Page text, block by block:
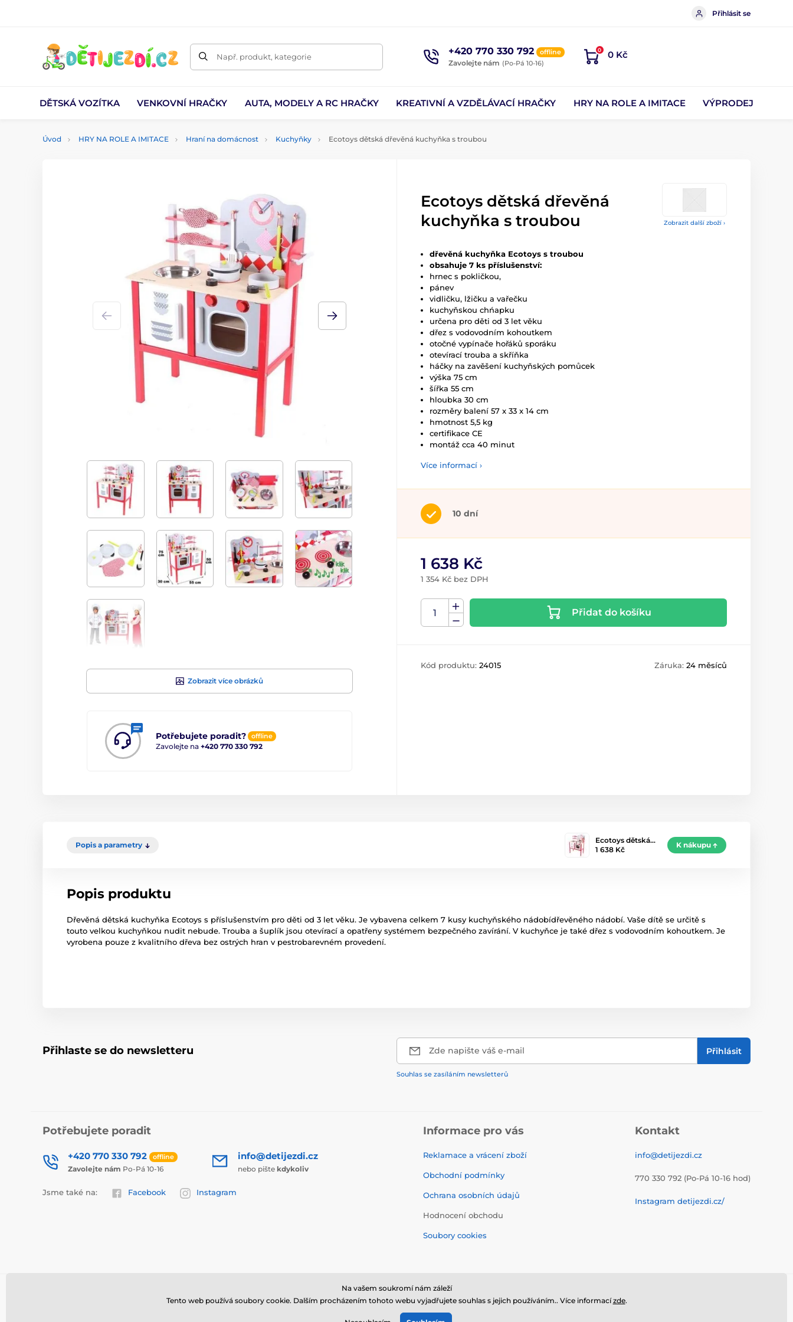
Přihlásit se
Např. produkt, kategorie +420 770 330 792 offline
Zavolejte nám (Po-Pá 10-16)
0 0 Kč
DĚTSKÁ VOZÍTKA VENKOVNÍ HRAČKY AUTA, MODELY A RC HRAČKY KREATIVNÍ A VZDĚLÁVACÍ HRAČKY HRY NA ROLE A IMITACE VÝPRODEJ
Úvod HRY NA ROLE A IMITACE Hraní na domácnost Kuchyňky Ecotoys dětská dřevěná kuchyňka s troubou
Zobrazit další zboží ›
Zobrazit více obrázků
Potřebujete poradit? offline
Zavolejte na +420 770 330 792
Ecotoys dětská dřevěná
kuchyňka s troubou
dřevěná kuchyňka Ecotoys s troubou
obsahuje 7 ks příslušenství:
hrnec s pokličkou,
pánev
vidličku, lžičku a vařečku
kuchyňskou chńapku
určena pro děti od 3 let věku
dřez s vodovodním kohoutkem
otočné vypínače hořáků sporáku
otevírací trouba a skříňka
háčky na zavěšení kuchyňských pomůcek
výška 75 cm
šířka 55 cm
hloubka 30 cm
rozměry balení 57 x 33 x 14 cm
hmotnost 5,5 kg
certifikace CE
montáž cca 40 minut
Více informací ›
10 dní
1 638 Kč
1 354 Kč bez DPH
Přidat do košíku
Kód produktu: 24015 Záruka: 24 měsíců
Popis a parametry
Ecotoys dětská…
1 638 Kč
K nákupu
Popis produktu
Dřevěná dětská kuchyňka Ecotoys s příslušenstvím pro děti od 3 let věku. Je vybavena celkem 7 kusy kuchyňského nádobídřevěného nádobí. Vaše dítě se určitě s
touto velkou kuchyňkou nudit nebude. Trouba a šuplík jsou otevírací a opatřeny systémem bezpečného zavírání. V kuchyňce je také dřez s vodovodním kohoutkem. Je
vyrobena pouze z kvalitního dřeva bez ostrých hran v pestrobarevném provedení.
Přihlaste se do newsletteru Zde napište váš e-mail Přihlásit
Souhlas se zasíláním newsletterů
Potřebujete poradit
+420 770 330 792 offline
Zavolejte nám Po-Pá 10-16
info@detijezdi.cz
nebo pište kdykoliv
Jsme také na: Facebook Instagram
Informace pro vás
Reklamace a vrácení zboží
Obchodní podmínky
Ochrana osobních údajů
Hodnocení obchodu
Soubory cookies
Kontakt
info@detijezdi.cz
770 330 792 (Po-Pá 10-16 hod)
Instagram detijezdi.cz/
© 2026 www.detijezdi.cz ⦁ E-shop vytvořilaSIMPLIA.cz
Na vašem soukromí nám záleží
Tento web používá soubory cookie. Dalším procházením tohoto webu vyjadřujete souhlas s jejich používáním.. Více informacízde.